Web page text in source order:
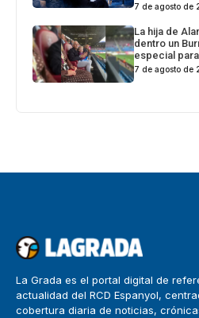
7 de agosto de
La hija de
dentro un
especial
7 de agosto de
La Grada es el portal digital de
actualidad del RCD Espanyol,
cobertura diaria de noticias,